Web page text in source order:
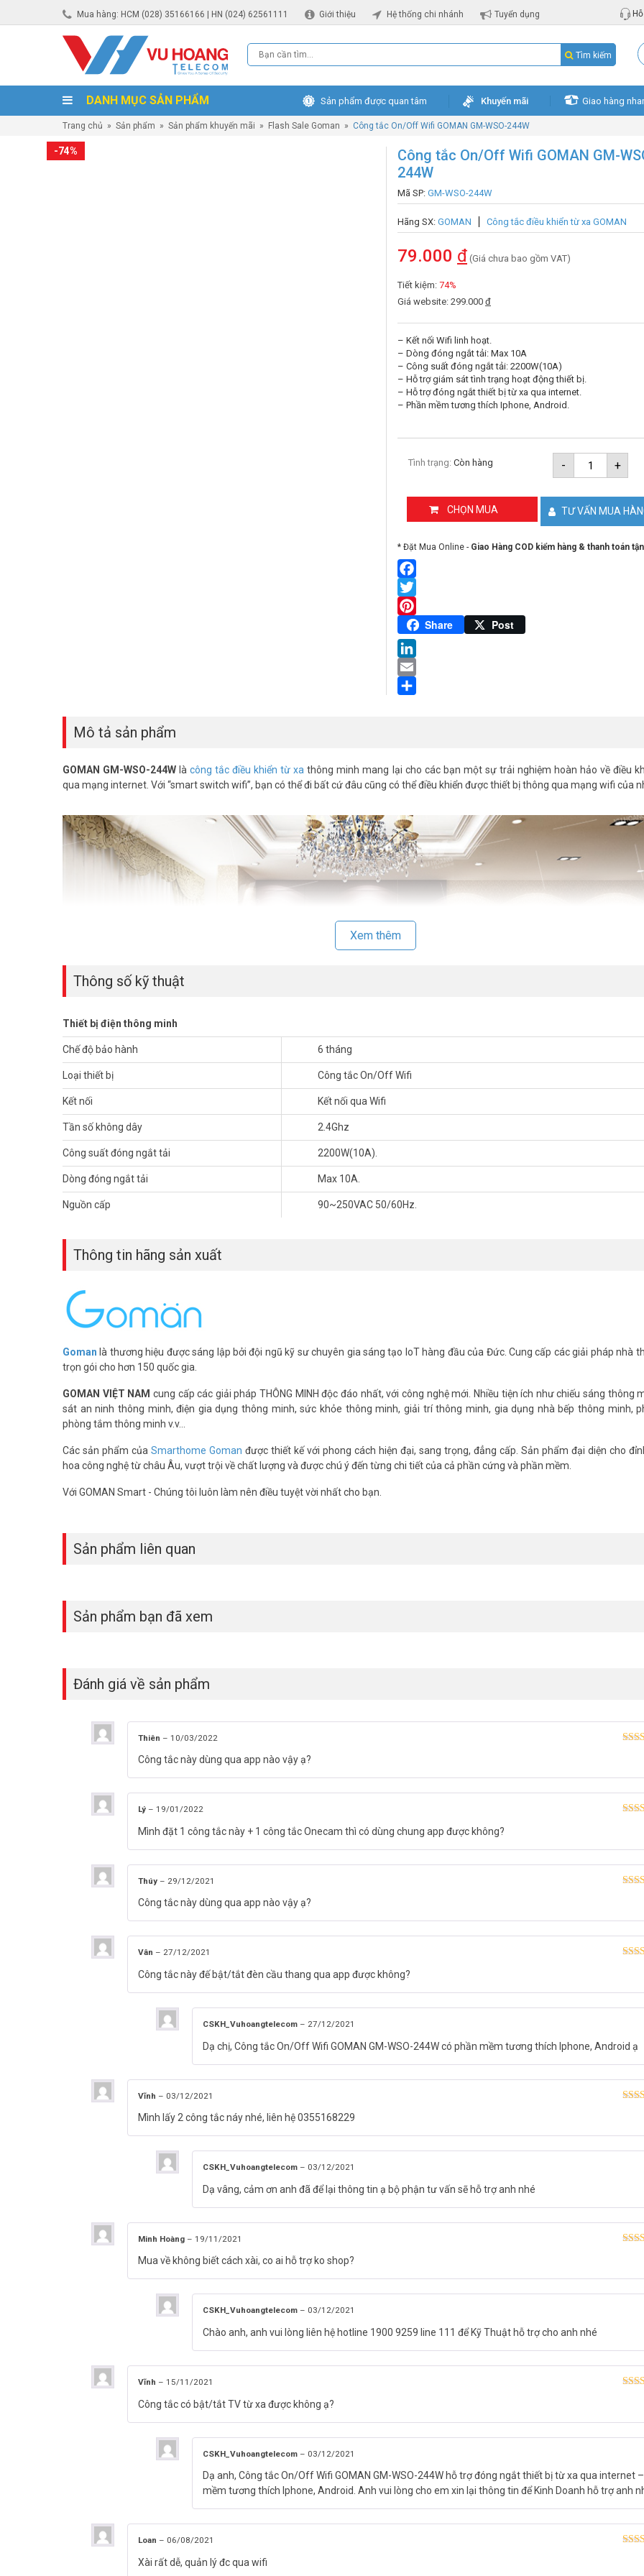
Mua hàng: HCM (028) 35166166 | HN (024) 62561111 Giới thiệu Hệ thống chi nhánh Tuyển dụng Hỗ
Tìm kiếm
DANH MỤC SẢN PHẨM Sản phẩm được quan tâm Khuyến mãi Giao hàng
Trang chủ » Sản phẩm » Sản phẩm khuyến mãi » Flash Sale Goman » Công tắc On/Off Wifi GOMAN GM-WSO-244W
-74%
Công tắc On/Off Wifi GOMAN GM-
244W
Mã SP: GM-WSO-244W
Hãng SX: GOMAN Công tắc điều khiển từ xa GOMAN
79.000 đ (Giá chưa bao gồm VAT)
Tiết kiệm: 74%
Giá website: 299.000 đ
– Kết nối Wifi linh hoạt.
– Dòng đóng ngắt tải: Max 10A
– Công suất đóng ngắt tải: 2200W(10A)
– Hỗ trợ giám sát tình trạng hoạt động thiết bị.
– Hỗ trợ đóng ngắt thiết bị từ xa qua internet.
– Phần mềm tương thích Iphone, Android.
-
Công
tắc
On/Off
GOMAN
GM-
WSO-
số
+
Tình trạng: Còn hàng
CHỌN MUA TƯ VẤN MUA
* Đặt Mua Online - Giao Hàng COD kiểm hàng & thanh toán
Facebook
Twitter
Pinterest
Share Post
LinkedIn
Email
Mô tả sản phẩm
GOMAN GM-WSO-244W làcông tắc điều khiển từ xa thông minh mang lại cho các bạn một sự trải nghiệm hoàn hảo về điều
qua mạng internet. Với “smart switch wifi”, bạn có thể đi bất cứ đâu cũng có thể điều khiển được thiết bị thông qua mạng wifi của
GOMAN làm cho tất cả các đồ gia dụng của bạn thông minh. Miễn là điện thoại của bạn có mạng bạn từ xa có thể lần lượt hoặc
sống.
>>> Xem thêm:Nhà thông minh
– Màu trắng.
– Kết nối Wifi linh hoạt.
– Công suất đóng ngắt tải: 2200W(10A).
– Hỗ trợ giám sát tình trạng hoạt động thiết bị.
– Phần mềm tương thích Iphone, Android.
– Dòng đóng ngắt tải: Max 10A.
– Điện áp hoạt động: 90~250VAC 50/60Hz.
– Thương hiệu Đức.
– Bảo hành: 12 tháng.
Để cập nhật thông tin giá bán công tắc thông minh GOMAN GM-WSO-244W xin vui lòng liên hệ HOTLINE
Tham khảo thêm thông tin tại
Facebook Vuhoangtelecom
Xem thêm
Thông số kỹ thuật
Thiết bị điện thông minh
Chế độ bảo hành 6 tháng
Loại thiết bị Công tắc On/Off Wifi
Kết nối Kết nối qua Wifi
Tần số không dây 2.4Ghz
Công suất đóng ngắt tải 2200W(10A).
Dòng đóng ngắt tải Max 10A.
Nguồn cấp 90~250VAC 50/60Hz.
Thông tin hãng sản xuất
Goman là thương hiệu được sáng lập bởi đội ngũ kỹ sư chuyên gia sáng tạo IoT hàng đầu của Đức. Cung cấp các giải pháp nhà
trọn gói cho hơn 150 quốc gia.
GOMAN VIỆT NAM cung cấp các giải pháp THÔNG MINH độc đáo nhất, với công nghệ mới. Nhiều tiện ích như chiếu sáng thông
sát an ninh thông minh, điện gia dụng thông minh, sức khỏe thông minh, giải trí thông minh, gia dụng nhà bếp thông minh,
phòng tắm thông minh v.v...
Các sản phẩm của Smarthome Goman được thiết kế với phong cách hiện đại, sang trọng, đẳng cấp. Sản phẩm đại diện cho
hoa công nghệ từ châu Âu, vượt trội về chất lượng và được chú ý đến từng chi tiết của cả phần cứng và phần mềm.
Với GOMAN Smart - Chúng tôi luôn làm nên điều tuyệt vời nhất cho bạn.
Sản phẩm liên quan
Sản phẩm bạn đã xem
Đánh giá về sản phẩm
Thiên – 10/03/2022
Công tắc này dùng qua app nào vậy ạ?
Lý – 19/01/2022
Mình đặt 1 công tắc này + 1 công tắc Onecam thì có dùng chung app được không?
Thúy – 29/12/2021
Công tắc này dùng qua app nào vậy ạ?
Vân – 27/12/2021
Công tắc này đế bật/tắt đèn cầu thang qua app được không?
CSKH_Vuhoangtelecom – 27/12/2021
Dạ chị, Công tắc On/Off Wifi GOMAN GM-WSO-244W có phần mềm tương thích Iphone, Android ạ
Vĩnh – 03/12/2021
Mình lấy 2 công tắc náy nhé, liên hệ 0355168229
CSKH_Vuhoangtelecom – 03/12/2021
Dạ vâng, cảm ơn anh đã để lại thông tin ạ bộ phận tư vấn sẽ hỗ trợ anh nhé
Minh Hoàng – 19/11/2021
Mua về không biết cách xài, co ai hỗ trợ ko shop?
CSKH_Vuhoangtelecom – 03/12/2021
Chào anh, anh vui lòng liên hệ hotline 1900 9259 line 111 để Kỹ Thuật hỗ trợ cho anh nhé
Vĩnh – 15/11/2021
Công tắc có bật/tắt TV từ xa được không ạ?
CSKH_Vuhoangtelecom – 03/12/2021
Dạ anh, Công tắc On/Off Wifi GOMAN GM-WSO-244W hỗ trợ đóng ngắt thiết bị từ xa qua internet
mềm tương thích Iphone, Android. Anh vui lòng cho em xin lại thông tin để Kinh Doanh hỗ trợ anh
Loan – 06/08/2021
Xài rất dễ, quản lý đc qua wifi